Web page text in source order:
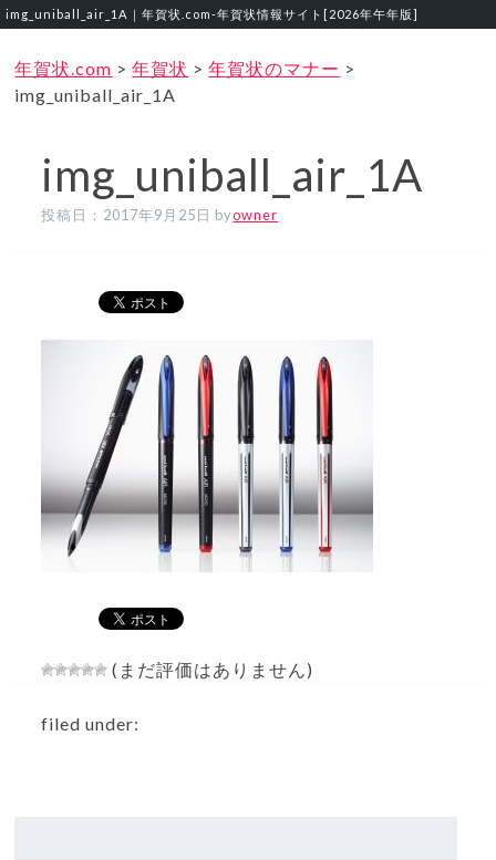
img_uniball_air_1A｜年賀状.com‐年賀状情報サイト[2026年午年版]
年賀状.com >年賀状 >年賀状のマナー >
img_uniball_air_1A
img_uniball_air_1A
投稿日： 2017年9月25日 byowner
(まだ評価はありません)
filed under: